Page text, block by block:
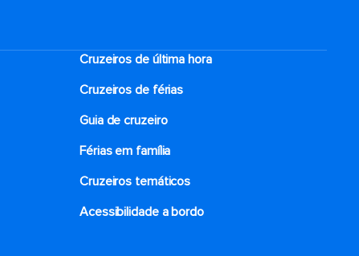
Cruzeiros de última hora
Cruzeiros de férias
Guia de cruzeiro
Férias em família
Cruzeiros temáticos
Acessibilidade a bordo